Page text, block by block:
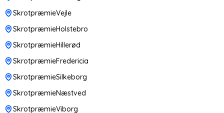
SkrotpræmieVejle
SkrotpræmieHolstebro
SkrotpræmieHillerød
SkrotpræmieFredericia
SkrotpræmieSilkeborg
SkrotpræmieNæstved
SkrotpræmieViborg